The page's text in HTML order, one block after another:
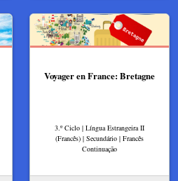
Voyager en France: Bretagne
3.º Ciclo | Língua Estrangeira II
(Francês) | Secundário | Francês
Continuação